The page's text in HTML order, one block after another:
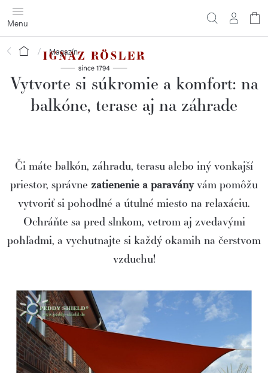
Prejsť
na
obsah
Domov Magazín
Vytvorte si súkromie a komfort: na
balkóne, terase aj na záhrade
Či máte balkón, záhradu, terasu alebo iný vonkajší
priestor, správne zatienenie a paraványvám pomôžu
vytvoriť si pohodlné a útulné miesto na relaxáciu.
Ochráňte sa pred slnkom, vetrom aj zvedavými
pohľadmi, a vychutnajte si každý okamih na čerstvom
vzduchu!